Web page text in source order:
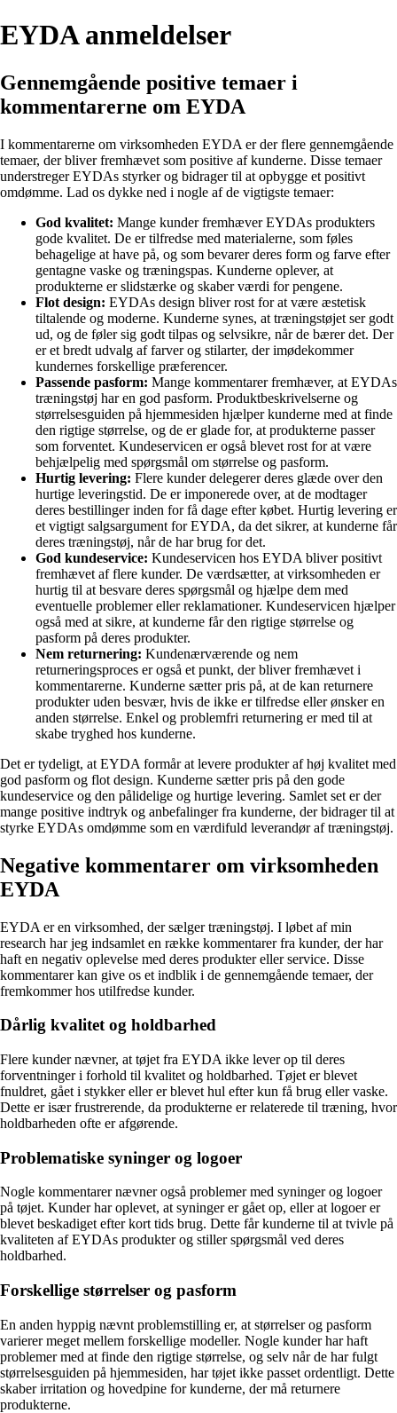
EYDA anmeldelser
Gennemgående positive temaer i
kommentarerne om EYDA
I kommentarerne om virksomheden EYDA er der flere gennemgående
temaer, der bliver fremhævet som positive af kunderne. Disse temaer
understreger EYDAs styrker og bidrager til at opbygge et positivt
omdømme. Lad os dykke ned i nogle af de vigtigste temaer:
God kvalitet: Mange kunder fremhæver EYDAs produkters
gode kvalitet. De er tilfredse med materialerne, som føles
behagelige at have på, og som bevarer deres form og farve efter
gentagne vaske og træningspas. Kunderne oplever, at
produkterne er slidstærke og skaber værdi for pengene.
Flot design: EYDAs design bliver rost for at være æstetisk
tiltalende og moderne. Kunderne synes, at træningstøjet ser godt
ud, og de føler sig godt tilpas og selvsikre, når de bærer det. Der
er et bredt udvalg af farver og stilarter, der imødekommer
kundernes forskellige præferencer.
Passende pasform: Mange kommentarer fremhæver, at EYDAs
træningstøj har en god pasform. Produktbeskrivelserne og
størrelsesguiden på hjemmesiden hjælper kunderne med at finde
den rigtige størrelse, og de er glade for, at produkterne passer
som forventet. Kundeservicen er også blevet rost for at være
behjælpelig med spørgsmål om størrelse og pasform.
Hurtig levering: Flere kunder delegerer deres glæde over den
hurtige leveringstid. De er imponerede over, at de modtager
deres bestillinger inden for få dage efter købet. Hurtig levering er
et vigtigt salgsargument for EYDA, da det sikrer, at kunderne får
deres træningstøj, når de har brug for det.
God kundeservice: Kundeservicen hos EYDA bliver positivt
fremhævet af flere kunder. De værdsætter, at virksomheden er
hurtig til at besvare deres spørgsmål og hjælpe dem med
eventuelle problemer eller reklamationer. Kundeservicen hjælper
også med at sikre, at kunderne får den rigtige størrelse og
pasform på deres produkter.
Nem returnering: Kundenærværende og nem
returneringsproces er også et punkt, der bliver fremhævet i
kommentarerne. Kunderne sætter pris på, at de kan returnere
produkter uden besvær, hvis de ikke er tilfredse eller ønsker en
anden størrelse. Enkel og problemfri returnering er med til at
skabe tryghed hos kunderne.
Det er tydeligt, at EYDA formår at levere produkter af høj kvalitet med
god pasform og flot design. Kunderne sætter pris på den gode
kundeservice og den pålidelige og hurtige levering. Samlet set er der
mange positive indtryk og anbefalinger fra kunderne, der bidrager til at
styrke EYDAs omdømme som en værdifuld leverandør af træningstøj.
Negative kommentarer om virksomheden
EYDA
EYDA er en virksomhed, der sælger træningstøj. I løbet af min
research har jeg indsamlet en række kommentarer fra kunder, der har
haft en negativ oplevelse med deres produkter eller service. Disse
kommentarer kan give os et indblik i de gennemgående temaer, der
fremkommer hos utilfredse kunder.
Dårlig kvalitet og holdbarhed
Flere kunder nævner, at tøjet fra EYDA ikke lever op til deres
forventninger i forhold til kvalitet og holdbarhed. Tøjet er blevet
fnuldret, gået i stykker eller er blevet hul efter kun få brug eller vaske.
Dette er især frustrerende, da produkterne er relaterede til træning, hvor
holdbarheden ofte er afgørende.
Problematiske syninger og logoer
Nogle kommentarer nævner også problemer med syninger og logoer
på tøjet. Kunder har oplevet, at syninger er gået op, eller at logoer er
blevet beskadiget efter kort tids brug. Dette får kunderne til at tvivle på
kvaliteten af EYDAs produkter og stiller spørgsmål ved deres
holdbarhed.
Forskellige størrelser og pasform
En anden hyppig nævnt problemstilling er, at størrelser og pasform
varierer meget mellem forskellige modeller. Nogle kunder har haft
problemer med at finde den rigtige størrelse, og selv når de har fulgt
størrelsesguiden på hjemmesiden, har tøjet ikke passet ordentligt. Dette
skaber irritation og hovedpine for kunderne, der må returnere
produkterne.